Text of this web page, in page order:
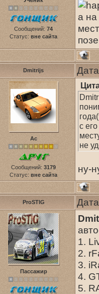
Сообщений: 74
Статус: вне сайта
а на
Dmitrijs
Ас
Сообщений: 3179
Статус: вне сайта
с
не
ну-
ProSTIG
Пассажир
1.
2.
3.
4.
5.